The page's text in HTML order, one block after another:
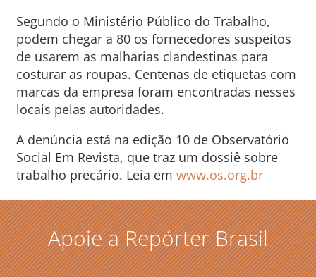
Segundo o Ministério Público do Trabalho,
podem chegar a 80 os fornecedores suspeitos
de usarem as malharias clandestinas para
costurar as roupas. Centenas de etiquetas com
marcas da empresa foram encontradas nesses
locais pelas autoridades.
A denúncia está na edição 10 de Observatório
Social Em Revista, que traz um dossiê sobre
trabalho precário. Leia em www.os.org.br
Apoie a Repórter Brasil